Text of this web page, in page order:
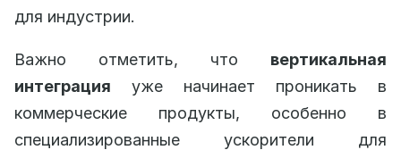
для индустрии.
Важно отметить, что вертикальная
интеграция уже начинает проникать в
коммерческие продукты, особенно в
специализированные ускорители для